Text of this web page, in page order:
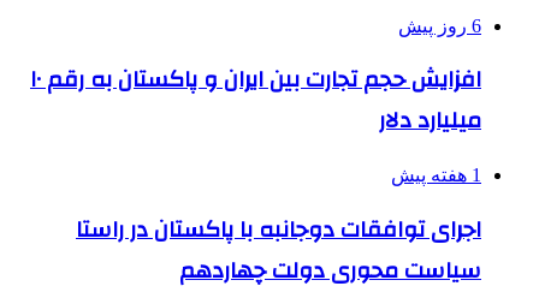
6 روز پیش
افزایش حجم تجارت بین ایران و پاکستان به رقم ۱۰
میلیارد دلار
1 هفته پیش
اجرای توافقات دوجانبه با پاکستان در راستا
سیاست محوری دولت چهاردهم